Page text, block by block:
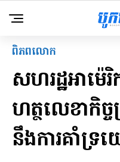
ពិភពលោក
សហរដ្ឋអាម៉េ
ហត្ថលេខាកិច្ច
នឹងការគាំទ្រ